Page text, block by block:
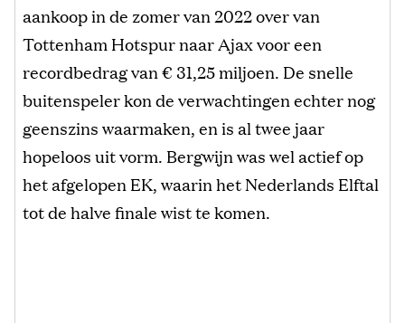
aankoop in de zomer van 2022 over van
Tottenham Hotspur naar Ajax voor een
recordbedrag van € 31,25 miljoen. De snelle
buitenspeler kon de verwachtingen echter nog
geenszins waarmaken, en is al twee jaar
hopeloos uit vorm. Bergwijn was wel actief op
het afgelopen EK, waarin het Nederlands Elftal
tot de halve finale wist te komen.